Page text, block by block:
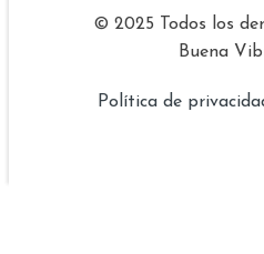
© 2025 Todos los
Buena
Política de